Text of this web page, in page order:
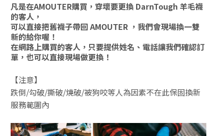
凡是在AMOUTER購買，穿壞要更換 DarnTough 羊毛襪
的客人，
可以直接把舊襪子帶回 AMOUTER ， 我們會現場換一雙
新的給你喔！
在網路上購買的客人， 只要提供姓名、電話讓我們確認訂
單， 也可以直接現場做更換！
【注意】
跌倒/勾破/撕破/燒破/被狗咬等人為因素不在此保固換新
服務範圍內